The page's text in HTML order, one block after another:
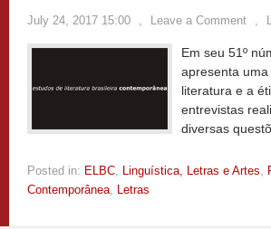
July 24, 2017 15:00 , Leave a Comment ,
Em seu 51º
apresenta
literatura e a
entrevistas
diversas
Posted in: ELBC, Linguística, Letras e Artes,
Contemporânea, Letras